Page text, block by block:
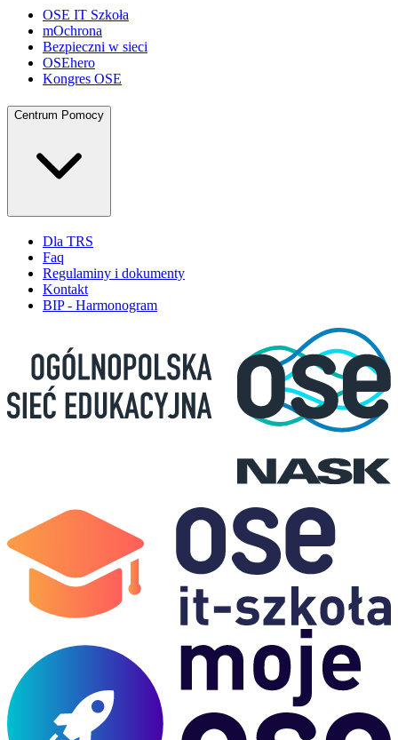
OSE IT Szkoła
mOchrona
Bezpieczni w sieci
OSEhero
Kongres OSE
Centrum Pomocy
Dla TRS
Faq
Regulaminy i dokumenty
Kontakt
BIP - Harmonogram